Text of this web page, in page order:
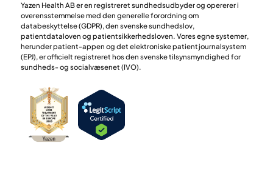
Yazen Health AB er en registreret sundhedsudbyder og opererer i
overensstemmelse med den generelle forordning om
databeskyttelse (GDPR), den svenske sundhedslov,
patientdataloven og patientsikkerhedsloven. Vores egne systemer,
herunder patient-appen og det elektroniske patientjournalsystem
(EPJ), er officielt registreret hos den svenske tilsynsmyndighed for
sundheds- og socialvæsenet (IVO).